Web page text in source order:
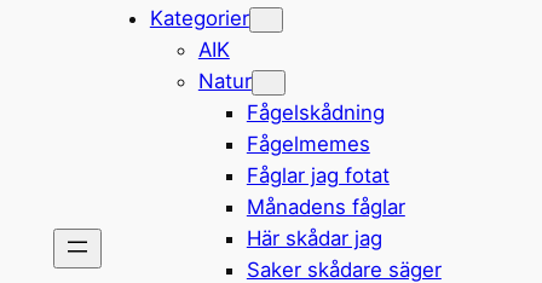
Kategorier
AIK
Natur
Fågelskådning
Fågelmemes
Fåglar jag fotat
Månadens fåglar
Här skådar jag
Saker skådare säger